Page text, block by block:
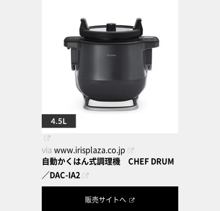
via www.irisplaza.co.jp
自動かくはん式調理機 CHEF DRUM
／DAC-IA2
販売サイトへ